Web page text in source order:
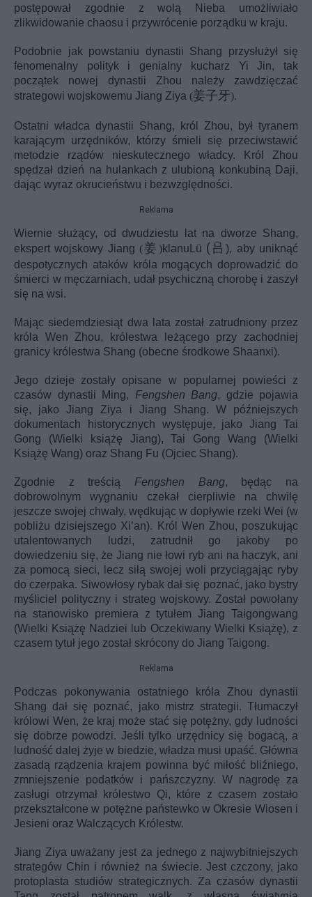
postępował zgodnie z wolą Nieba umożliwiało
zlikwidowanie chaosu i przywrócenie porządku w kraju.
Podobnie jak powstaniu dynastii Shang przysłużył się
fenomenalny polityk i genialny kucharz Yi Jin, tak
początek nowej dynastii Zhou należy zawdzięczać
strategowi wojskowemu Jiang Ziya (姜子牙).
Ostatni władca dynastii Shang, król Zhou, był tyranem
karającym urzędników, którzy śmieli się przeciwstawić
metodzie rządów nieskutecznego władcy. Król Zhou
spędzał dzień na hulankach z ulubioną konkubiną Daji,
dając wyraz okrucieństwu i bezwzględności.
Reklama
Wiernie służący, od dwudziestu lat na dworze Shang,
ekspert wojskowy Jiang (姜 )klanu Lü ( 吕), aby uniknąć
despotycznych ataków króla mogących doprowadzić do
śmierci w męczarniach, udał psychiczną chorobę i zaszył
się na wsi.
Mając siedemdziesiąt dwa lata został zatrudniony przez
króla Wen Zhou, królestwa leżącego przy zachodniej
granicy królestwa Shang (obecne środkowe Shaanxi).
Jego dzieje zostały opisane w popularnej powieści z
czasów dynastii Ming, Fengshen Bang, gdzie pojawia
się, jako Jiang Ziya i Jiang Shang. W późniejszych
dokumentach historycznych występuje, jako Jiang Tai
Gong (Wielki książę Jiang), Tai Gong Wang (Wielki
Książę Wang) oraz Shang Fu (Ojciec Shang).
Zgodnie z treścią Fengshen Bang, będąc na
dobrowolnym wygnaniu czekał cierpliwie na chwilę
jeszcze swojej chwały, wędkując w dopływie rzeki Wei (w
pobliżu dzisiejszego Xi’an). Król Wen Zhou, poszukując
utalentowanych ludzi, zatrudnił go jakoby po
dowiedzeniu się, że Jiang nie łowi ryb ani na haczyk, ani
za pomocą sieci, lecz siłą swojej woli przyciągając ryby
do czerpaka. Siwowłosy rybak dał się poznać, jako bystry
myśliciel polityczny i strateg wojskowy. Został powołany
na stanowisko premiera z tytułem Jiang Taigongwang
(Wielki Książę Nadziei lub Oczekiwany Wielki Książę), z
czasem tytuł jego został skrócony do Jiang Taigong.
Reklama
Podczas pokonywania ostatniego króla Zhou dynastii
Shang dał się poznać, jako mistrz strategii. Tłumaczył
królowi Wen, że kraj może stać się potężny, gdy ludności
się dobrze powodzi. Jeśli tylko urzędnicy się bogacą, a
ludność dalej żyje w biedzie, władza musi upaść. Główna
zasadą rządzenia krajem powinna być miłość bliźniego,
zmniejszenie podatków i pańszczyzny. W nagrodę za
zasługi otrzymał królestwo Qi, które z czasem zostało
przekształcone w potężne państewko w Okresie Wiosen i
Jesieni oraz Walczących Królestw.
Jiang Ziya uważany jest za jednego z najwybitniejszych
strategów Chin i również na świecie. Jest czczony, jako
protoplasta studiów strategicznych. Za czasów dynastii